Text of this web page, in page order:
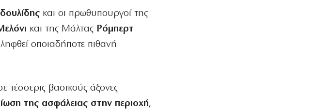
και οι πρωθυπουργοί της
και της Μάλτας Ρόμπερτ
οποιαδήποτε πιθανή
τέσσερις βασικούς άξονες
της ασφάλειας στην περιοχή,